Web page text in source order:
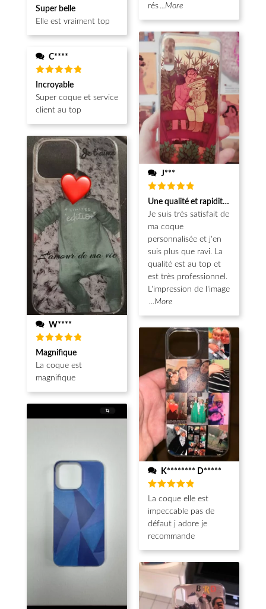
Note 5
sur 5
Super belle
Elle est vraiment top
C****
Note5
sur 5
Incroyable
Super coque et service
client au top
W****
Note5
sur 5
Magnifique
La coque est
magnifique
rés...More
J***
Note5
sur 5
Une qualité et rapidité au top!
Je suis très satisfait de
ma coque
personnalisée et j'en
suis plus que ravi. La
qualité est au top et
est très professionnel.
L'impression de l'image
...More
K******** D*****
Note5
sur 5
La coque elle est
impeccable pas de
défaut j adore je
recommande